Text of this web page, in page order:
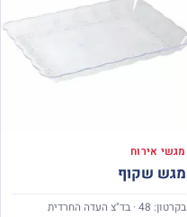
מגשי אירוח
מגש שקוף
בקרטון: 48 · בד"צ העדה החרדית